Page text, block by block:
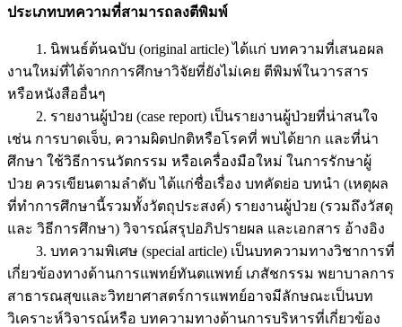
ประเภทบทความที่สามารถลงตีพิมพ์
1. นิพนธ์ต้นฉบับ (original article) ได้แก่ บทความที่เสนอผล
งานใหม่ที่ได้จากการศึกษาวิจัยที่ยังไม่เคย ตีพิมพ์ในวารสาร
หรือหนังสืออื่นๆ
2. รายงานผู้ป่วย (case report) เป็นรายงานผู้ป่วยที่น่าสนใจ
เช่น การบาดเจ็บ, ความผิดปกติหรือโรคที่ พบได้ยาก และที่น่า
ศึกษา ใช้วิธีการนวัตกรรม หรือเครื่องมือใหม่ ในการรักษาผู้
ป่วย ควรเขียนตามลำดับ ได้แก่ชื่อเรื่อง บทคัดย่อ บทนำ (เหตุผล
ที่ทำการศึกษานี้รวมทั้งวัตถุประสงค์) รายงานผู้ป่วย (รวมถึงวัสดุ
และ วิธีการศึกษา) วิจารณ์สรุปอภิปรายผล และเอกสาร อ้างอิง
3. บทความพิเศษ (special article) เป็นบทความทางวิชาการที่
เกี่ยวข้องทางด้านการแพทย์ทันตแพทย์ เภสัชกรรม พยาบาลการ
สาธารณสุขและวิทยาศาสตร์การแพทย์อาจมีลักษณะเป็นบท
วิเคราะห์วิจารณ์หรือ บทความทางด้านการบริหารที่เกี่ยวข้อง